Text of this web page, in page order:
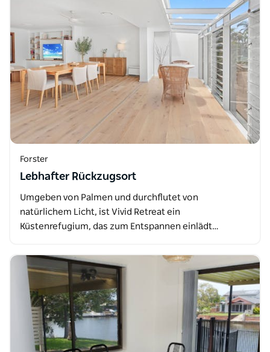
Forster
Lebhafter Rückzugsort
Umgeben von Palmen und durchflutet von
natürlichem Licht, ist Vivid Retreat ein
Küstenrefugium, das zum Entspannen einlädt…